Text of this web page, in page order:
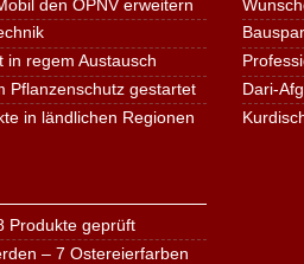
den ÖPNV erweitern
in regem Austausch
Pflanzenschutz gestartet
in ländlichen Regionen
Produkte geprüft
– 7 Ostereierfarben
Dari-